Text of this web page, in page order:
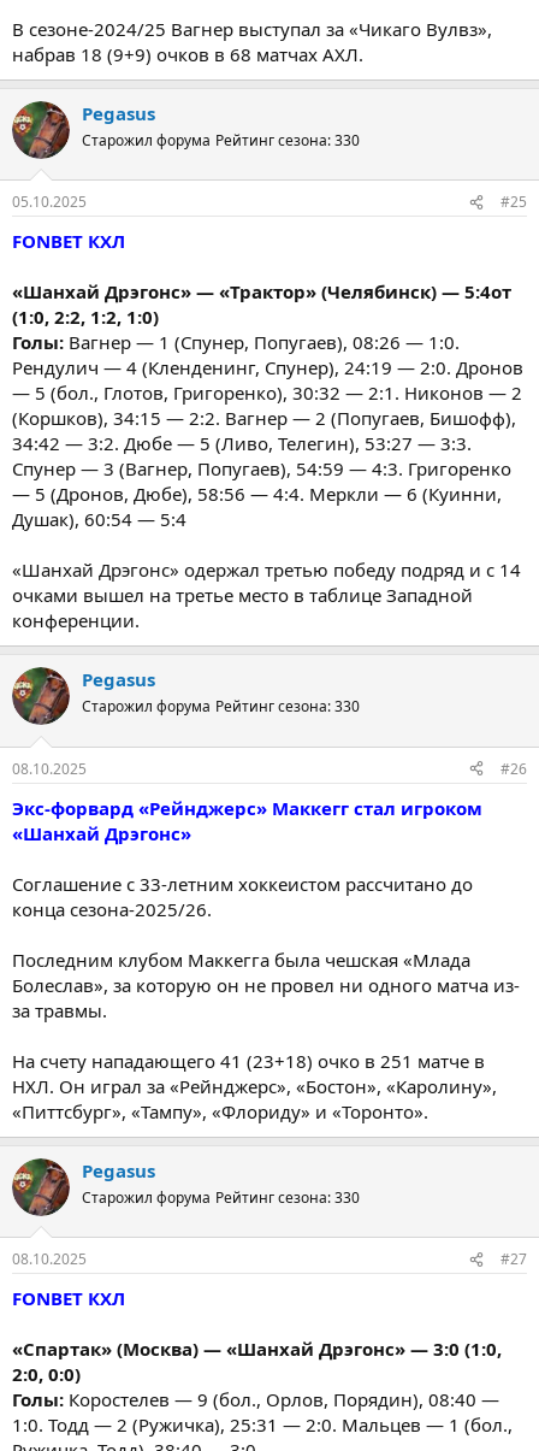
В сезоне-2024/25 Вагнер выступал за «Чикаго Вулвз»,
набрав 18 (9+9) очков в 68 матчах АХЛ.
Pegasus
Старожил форума Рейтинг сезона: 330
05.10.2025 #25
FONBET КХЛ
«Шанхай Дрэгонс» — «Трактор» (Челябинск) — 5:4от
(1:0, 2:2, 1:2, 1:0)
Голы: Вагнер — 1 (Спунер, Попугаев), 08:26 — 1:0.
Рендулич — 4 (Кленденинг, Спунер), 24:19 — 2:0. Дронов
— 5 (бол., Глотов, Григоренко), 30:32 — 2:1. Никонов — 2
(Коршков), 34:15 — 2:2. Вагнер — 2 (Попугаев, Бишофф),
34:42 — 3:2. Дюбе — 5 (Ливо, Телегин), 53:27 — 3:3.
Спунер — 3 (Вагнер, Попугаев), 54:59 — 4:3. Григоренко
— 5 (Дронов, Дюбе), 58:56 — 4:4. Меркли — 6 (Куинни,
Душак), 60:54 — 5:4
«Шанхай Дрэгонс» одержал третью победу подряд и с 14
очками вышел на третье место в таблице Западной
конференции.
Pegasus
Старожил форума Рейтинг сезона: 330
08.10.2025 #26
Экс-форвард «Рейнджерс» Маккегг стал игроком
«Шанхай Дрэгонс»
Соглашение с 33-летним хоккеистом рассчитано до
конца сезона-2025/26.
Последним клубом Маккегга была чешская «Млада
Болеслав», за которую он не провел ни одного матча из-
за травмы.
На счету нападающего 41 (23+18) очко в 251 матче в
НХЛ. Он играл за «Рейнджерс», «Бостон», «Каролину»,
«Питтсбург», «Тампу», «Флориду» и «Торонто».
Pegasus
Старожил форума Рейтинг сезона: 330
08.10.2025 #27
FONBET КХЛ
«Спартак» (Москва) — «Шанхай Дрэгонс» — 3:0 (1:0,
2:0, 0:0)
Голы: Коростелев — 9 (бол., Орлов, Порядин), 08:40 —
1:0. Тодд — 2 (Ружичка), 25:31 — 2:0. Мальцев — 1 (бол.,